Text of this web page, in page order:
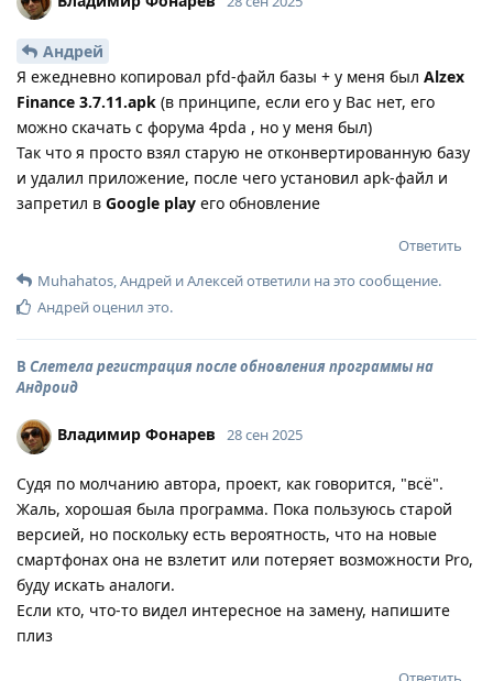
Андрей
Я ежедневно копировал pfd-файл базы + у меня был Alzex
Finance 3.7.11.apk (в принципе, если его у Вас нет, его
можно скачать с форума 4pda , но у меня был)
Так что я просто взял старую не отконвертированную базу
и удалил приложение, после чего установил apk-файл и
запретил в Google play его обновление
Ответить
Muhahatos Андрей иАлексейответили на это сообщение.
Андрейоценил это.
В Слетела регистрация после обновления программы на
Андроид
Владимир Фонарев 28 сен 2025
Судя по молчанию автора, проект, как говорится, "всё".
Жаль, хорошая была программа. Пока пользуюсь старой
версией, но поскольку есть вероятность, что на новые
смартфонах она не взлетит или потеряет возможности Pro,
буду искать аналоги.
Если кто, что-то видел интересное на замену, напишите
плиз